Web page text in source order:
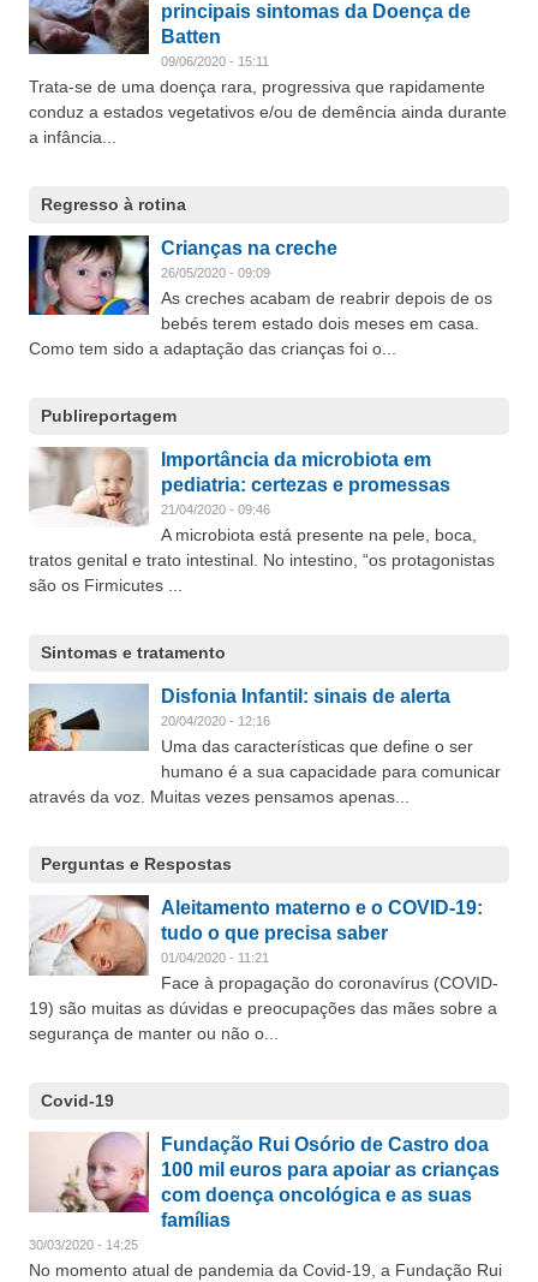
principais sintomas da Doença de
Batten
09/06/2020 - 15:11
Trata-se de uma doença rara, progressiva que rapidamente
conduz a estados vegetativos e/ou de demência ainda durante
a infância...
Regresso à rotina
Crianças na creche
26/05/2020 - 09:09
As creches acabam de reabrir depois de os
bebés terem estado dois meses em casa.
Como tem sido a adaptação das crianças foi o...
Publireportagem
Importância da microbiota em
pediatria: certezas e promessas
21/04/2020 - 09:46
A microbiota está presente na pele, boca,
tratos genital e trato intestinal. No intestino, “os protagonistas
são os Firmicutes ...
Sintomas e tratamento
Disfonia Infantil: sinais de alerta
20/04/2020 - 12:16
Uma das características que define o ser
humano é a sua capacidade para comunicar
através da voz. Muitas vezes pensamos apenas...
Perguntas e Respostas
Aleitamento materno e o COVID-19:
tudo o que precisa saber
01/04/2020 - 11:21
Face à propagação do coronavírus (COVID-
19) são muitas as dúvidas e preocupações das mães sobre a
segurança de manter ou não o...
Covid-19
Fundação Rui Osório de Castro doa
100 mil euros para apoiar as crianças
com doença oncológica e as suas
famílias
30/03/2020 - 14:25
No momento atual de pandemia da Covid-19, a Fundação Rui